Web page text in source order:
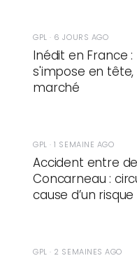
GPL · 6 JOURS AGO
Inédit en France
s'impose en
marché
GPL · 1 SEMAINE AGO
Accident entre
Concarneau :
cause d’un
GPL · 2 SEMAINES AGO